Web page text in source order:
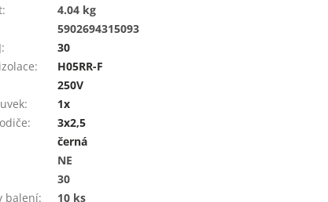
:
4.04 kg
5902694315093
:
30
:
H05RR-F
250V
:
1x
:
3x2,5
černá
NE
30
balení:
10 ks